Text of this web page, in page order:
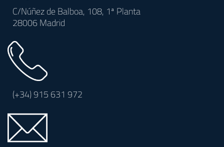
C/Núñez de Balboa, 108, 1ª Planta
28006 Madrid
(+34)915 631 972